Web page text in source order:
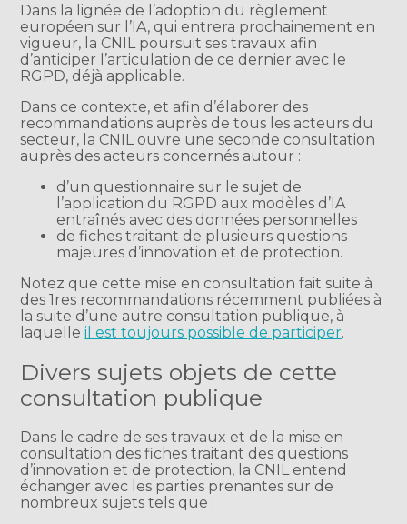
Dans la lignée de l’adoption du règlement
européen sur l’IA, qui entrera prochainement en
vigueur, la CNIL poursuit ses travaux afin
d’anticiper l’articulation de ce dernier avec le
RGPD, déjà applicable.
Dans ce contexte, et afin d’élaborer des
recommandations auprès de tous les acteurs du
secteur, la CNIL ouvre une seconde consultation
auprès des acteurs concernés autour :
d’un questionnaire sur le sujet de
l’application du RGPD aux modèles d’IA
entraînés avec des données personnelles ;
de fiches traitant de plusieurs questions
majeures d’innovation et de protection.
Notez que cette mise en consultation fait suite à
des 1res recommandations récemment publiées à
la suite d’une autre consultation publique, à
laquelleil est toujours possible de participer.
Divers sujets objets de cette
consultation publique
Dans le cadre de ses travaux et de la mise en
consultation des fiches traitant des questions
d’innovation et de protection, la CNIL entend
échanger avec les parties prenantes sur de
nombreux sujets tels que :